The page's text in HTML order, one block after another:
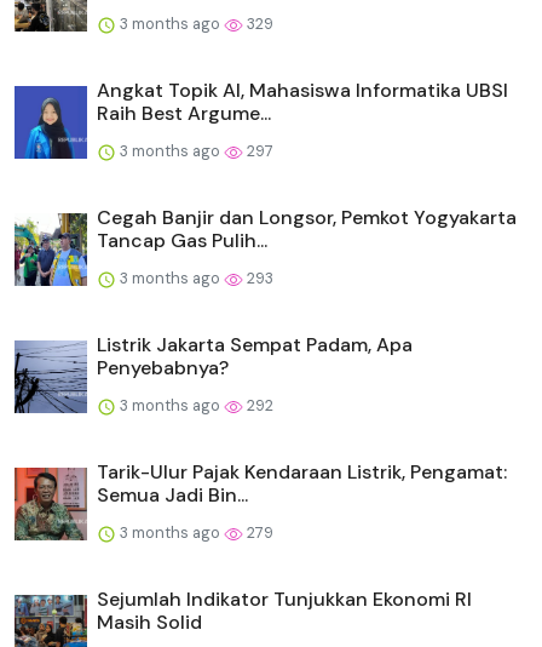
3 months ago 329
Angkat Topik AI, Mahasiswa Informatika UBSI
Raih Best Argume...
3 months ago 297
Cegah Banjir dan Longsor, Pemkot Yogyakarta
Tancap Gas Pulih...
3 months ago 293
Listrik Jakarta Sempat Padam, Apa
Penyebabnya?
3 months ago 292
Tarik-Ulur Pajak Kendaraan Listrik, Pengamat:
Semua Jadi Bin...
3 months ago 279
Sejumlah Indikator Tunjukkan Ekonomi RI
Masih Solid